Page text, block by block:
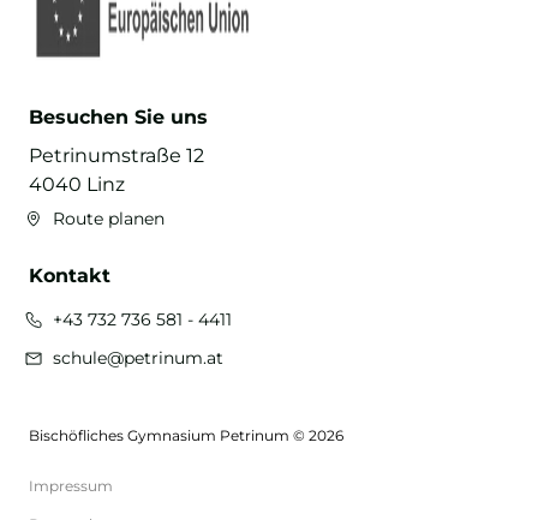
Besuchen Sie uns
Petrinumstraße 12
4040 Linz
Route planen
Kontakt
+43 732 736 581 - 4411
schule@petrinum.at
Bischöfliches Gymnasium Petrinum © 2026
Impressum